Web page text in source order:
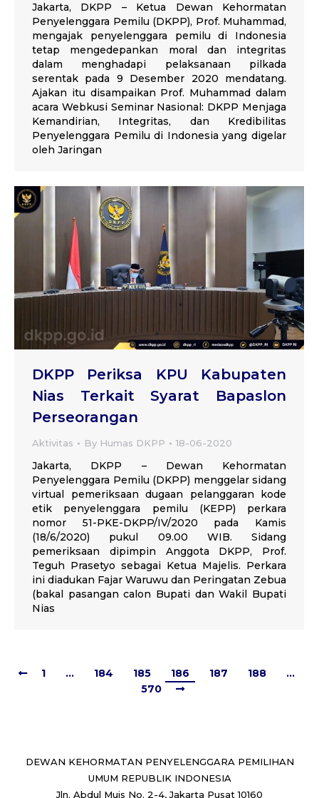
Jakarta, DKPP – Ketua Dewan Kehormatan
Penyelenggara Pemilu (DKPP), Prof. Muhammad,
mengajak penyelenggara pemilu di Indonesia
tetap mengedepankan moral dan integritas
dalam menghadapi pelaksanaan pilkada
serentak pada 9 Desember 2020 mendatang.
Ajakan itu disampaikan Prof. Muhammad dalam
acara Webkusi Seminar Nasional: DKPP Menjaga
Kemandirian, Integritas, dan Kredibilitas
Penyelenggara Pemilu di Indonesia yang digelar
oleh Jaringan
DKPP Periksa KPU Kabupaten
Nias Terkait Syarat Bapaslon
Perseorangan
Aktivitas By Humas DKPP 18-06-2020
Jakarta, DKPP – Dewan Kehormatan
Penyelenggara Pemilu (DKPP) menggelar sidang
virtual pemeriksaan dugaan pelanggaran kode
etik penyelenggara pemilu (KEPP) perkara
nomor 51-PKE-DKPP/IV/2020 pada Kamis
(18/6/2020) pukul 09.00 WIB. Sidang
pemeriksaan dipimpin Anggota DKPP, Prof.
Teguh Prasetyo sebagai Ketua Majelis. Perkara
ini diadukan Fajar Waruwu dan Peringatan Zebua
(bakal pasangan calon Bupati dan Wakil Bupati
Nias
1 … 184 185 186 187 188
…
570
DEWAN KEHORMATAN PENYELENGGARA PEMILIHAN
UMUM REPUBLIK INDONESIA
Jln. Abdul Muis No. 2-4, Jakarta Pusat 10160